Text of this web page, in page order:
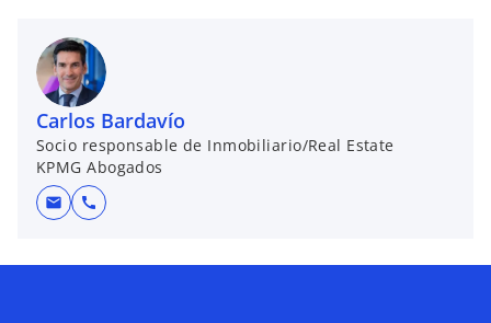
Carlos Bardavío
Socio responsable de Inmobiliario/Real Estate
KPMG Abogados
mail call